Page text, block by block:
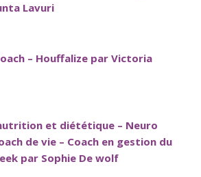
Lavuri
– Houffalize par Victoria
et diététique – Neuro
de vie – Coach en gestion du
par Sophie De wolf